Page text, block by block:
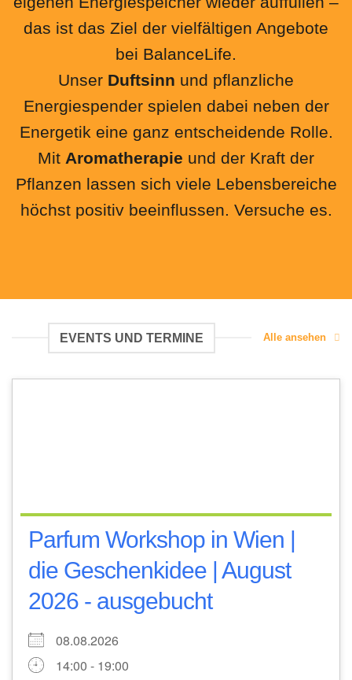
das ist das Ziel der vielfältigen Angebote
bei BalanceLife.
Unser Duftsinn und pflanzliche
Energiespender spielen dabei neben der
Energetik eine ganz entscheidende Rolle.
Mit Aromatherapie und der Kraft der
Pflanzen lassen sich viele Lebensbereiche
höchst positiv beeinflussen. Versuche es.
EVENTS UND TERMINE Alle ansehen
Parfum Workshop in Wien |
die Geschenkidee | August
2026 - ausgebucht
08.08.2026
14:00 - 19:00